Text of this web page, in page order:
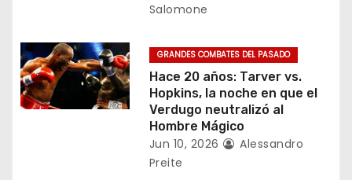
a
s
Salomone
GRANDES COMBATES DEL PASADO
Hace 20 años: Tarver vs.
Hopkins, la noche en que el
Verdugo neutralizó al
Hombre Mágico
Jun 10, 2026
Alessandro
Preite